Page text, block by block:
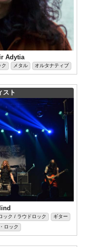
Adytia
ク メタル オルタナティブ
スト
ック / ラウドロック
ギター
ロック